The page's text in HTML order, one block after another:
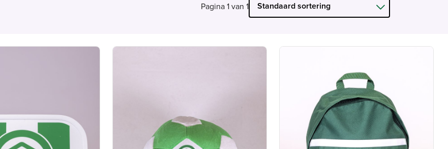
Pagina 1 van 1